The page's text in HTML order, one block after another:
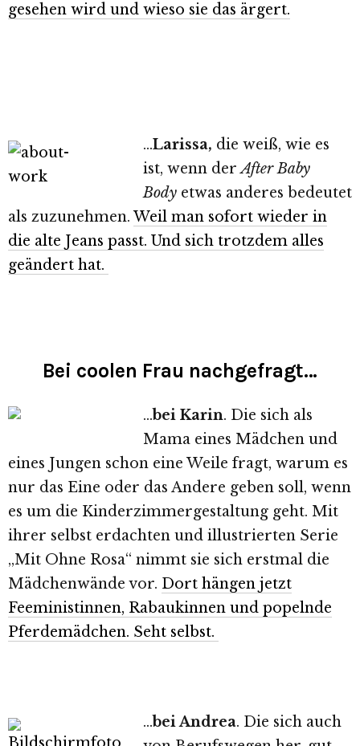
gesehen wird und wieso sie das ärgert.
…Larissa, die weiß, wie es
ist, wenn derAfter Baby
Body etwas anderes bedeutet
als zuzunehmen.Weil man sofort wieder in
die alte Jeans passt. Und sich trotzdem alles
geändert hat.
Bei coolen Frau nachgefragt…
…bei Karin. Die sich als
Mama eines Mädchen und
eines Jungen schon eine Weile fragt, warum es
nur das Eine oder das Andere geben soll, wenn
es um die Kinderzimmergestaltung geht. Mit
ihrer selbst erdachten und illustrierten Serie
„Mit Ohne Rosa“ nimmt sie sich erstmal die
Mädchenwände vor. Dort hängen jetzt
Feeministinnen, Rabaukinnen und popelnde
Pferdemädchen. Seht selbst.
…bei Andrea. Die sich auch